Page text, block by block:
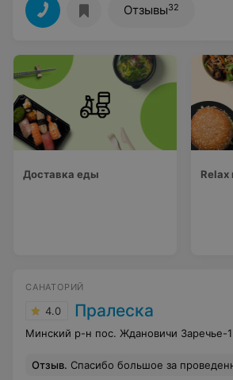
Отзывы32
Доставка еды Relax
САНАТОРИЙ
4.0 Пралеска
Минский р-н пос. Ждановичи Заречье-1
Отзыв. Спасибо большое за проведенное у вас время! Расположения санатория шикарное! Вокруг лес, рядом 2 водохранилища. Есть благоустроенные пляжи. В самом санатории даже номер эконом, где я с сыном была, было все достаточно удобно! Номер был с балконом и видом на лес. Сам персонал санатория тоже оставил положительные впечатления: